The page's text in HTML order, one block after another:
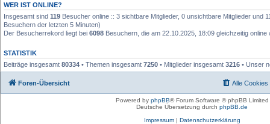
WER IST ONLINE?
Insgesamt sind 119 Besucher online :: 3 sichtbare Mitglieder, 0 unsichtbare Mitglieder und
Besuchern der letzten 5 Minuten)
Der Besucherrekord liegt bei 6098 Besuchern, die am 22.10.2025, 18:09 gleichzeitig online
STATISTIK
Beiträge insgesamt 80334 • Themen insgesamt 7250 • Mitglieder insgesamt 3216 • Unser
Foren-Übersicht Alle Cookies
Powered by phpBB® Forum Software © phpBB Limited
Deutsche Übersetzung durch phpBB.de
Impressum| Datenschutzerklärung